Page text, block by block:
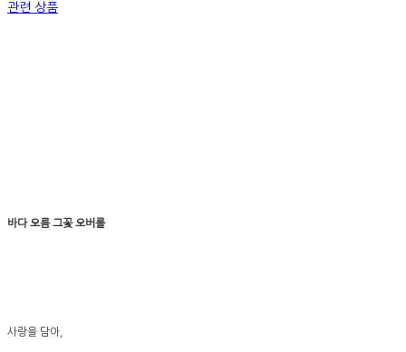
관련 상품
바다 오름 그꽃 오버롤
사랑을 담아,